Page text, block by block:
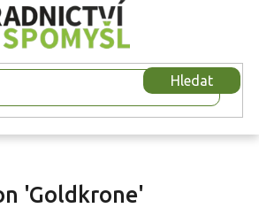
Hledat
'Goldkrone'